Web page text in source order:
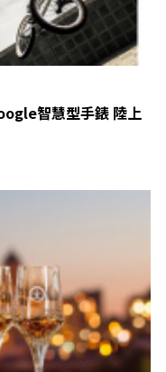
智慧型手錶 陸上